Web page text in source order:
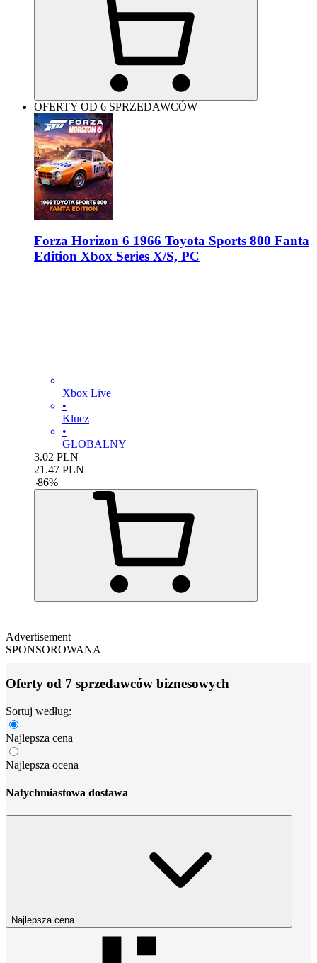
OFERTY OD 6 SPRZEDAWCÓW
Forza Horizon 6 1966 Toyota Sports 800 Fanta
Edition Xbox Series X/S, PC
Xbox Live
•
Klucz
•
GLOBALNY
3.02 PLN
21.47 PLN
-86%
Advertisement
SPONSOROWANA
Oferty od 7 sprzedawców biznesowych
Sortuj według:
Najlepsza cena
Najlepsza ocena
Natychmiastowa dostawa
Najlepsza cena